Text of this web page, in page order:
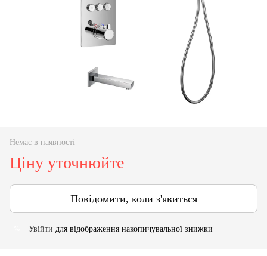
Немає в наявності
Ціну уточнюйте
Повідомити, коли з'явиться
Увійти для відображення накопичувальної знижки